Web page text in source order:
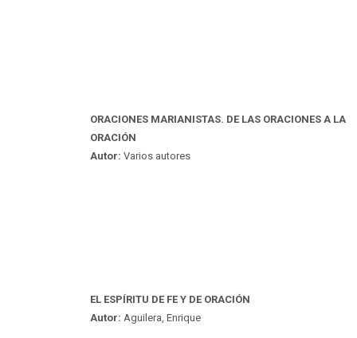
ORACIONES MARIANISTAS. DE LAS ORACIONES A LA
ORACIÓN
Autor: Varios autores
EL ESPÍRITU DE FE Y DE ORACIÓN
Autor: Aguilera, Enrique